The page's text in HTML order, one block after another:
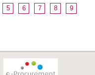
5 6 7 8
9